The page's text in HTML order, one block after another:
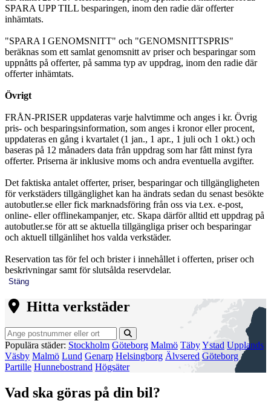
SPARA UPP TILL besparingen, inom den radie där offerter
inhämtats.
"SPARA I GENOMSNITT" och "GENOMSNITTSPRIS"
beräknas som ett samlat genomsnitt av priser och besparingar som
uppnåtts på offerter, på samma typ av uppdrag, inom den radie där
offerter inhämtats.
Övrigt
FRÅN-PRISER uppdateras varje halvtimme och anges i kr. Övrig
pris- och besparingsinformation, som anges i kronor eller procent,
uppdateras en gång i kvartalet (1 jan., 1 apr., 1 juli och 1 okt.) och
baseras på 12 månaders data från uppdrag som har fått minst fyra
offerter. Priserna är inklusive moms och andra eventuella avgifter.
Det faktiska antalet offerter, priser, besparingar och tillgängligheten
för verkstäders tillgänglighet kan ha ändrats sedan du senast besökte
autobutler.se eller fick marknadsföring från oss via t.ex. e-post,
online- eller offlinekampanjer, etc. Skapa därför alltid ett uppdrag på
autobutler.se för att se aktuella tillgängliga priser och besparingar
och aktuell tillgänlihet hos valda verkstäder.
Reservation tas för fel och brister i innehållet i offerten, priser och
beskrivningar samt för slutsålda reservdelar.
Stäng
Hitta verkstäder
Populära städer: Stockholm Göteborg Malmö TäbyYstad Upplands
Väsby Malmö Lund Genarp Helsingborg Älvsered Göteborg
Partille Hunnebostrand Högsäter
Vad ska göras på din bil?